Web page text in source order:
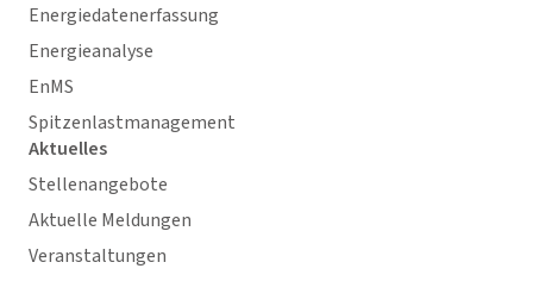
Energiedatenerfassung
Energieanalyse
EnMS
Spitzenlastmanagement
Aktuelles
Stellenangebote
Aktuelle Meldungen
Veranstaltungen